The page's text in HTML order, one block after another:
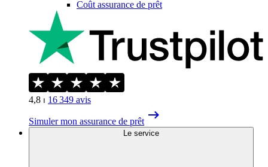
Coût assurance de prêt
4,8 ⏐ 16 349 avis
Simuler mon assurance de prêt
Le service